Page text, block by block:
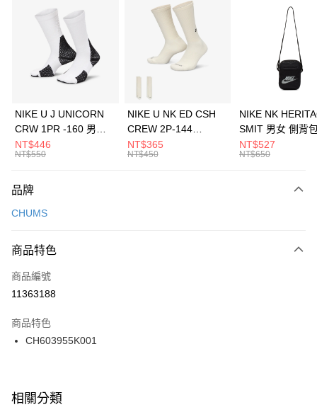
3 期 0 利率 每期 21家銀行
合作金庫商業銀行
第一商業銀行
華南商業銀行
彰化商業銀行
上海商業儲蓄銀行
元大商業銀行
台灣樂天信用卡公司
Apple Pay
全盈+PAY
AFTEE先享後付
【關於「AFTEE先享後付」】
便利好安心！
３．安心：先確認商品／服務後，再付款。
【「AFTEE先享後付」結帳流程】
１．於結帳方式選擇「AFTEE先享後付」後，將跳轉至「AFTEE先享後付」
２．訂單成立數日內，您將收到繳費通知簡訊。
３．收到繳費通知簡訊後14天內，點擊此簡訊中的連結，可透過四大超商／
ATM／網路銀行／等多元方式進行付款，方視為交易完成。
※ 交易是否成功請以「AFTEE先享後付 」之結帳頁面顯示為準，若有關於
是否繳費成功／繳費後需取消欲退款等相關疑問，請聯繫「AFTEE先享後付
運送方式
每筆NT$100，滿NT$1,500(含以上)免運費
宅配
每筆NT$100，滿NT$1,500(含以上)免運費
付款後門市自取
每筆NT$100，滿NT$1,500(含以上)免運費
NIKE U J UNICORN
CRW 1PR -160 男女
中統襪 FZ3393100
NT$446
NT$550
NIKE U NK ED CSH
CREW 2P-144
EMBRDY 男女 短統襪
FZ3073133
NT$365
NT$450
NIKE NK
SMIT 男女 側背
BA5871010
NT$527
NT$650
品牌
CHUMS
商品特色
商品編號
11363188
商品特色
CH603955K001
相關分類